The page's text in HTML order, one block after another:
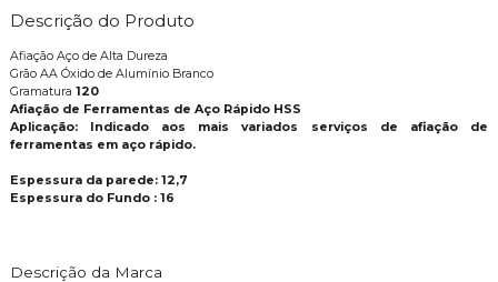
Descrição do Produto
Afiação Aço de Alta Dureza
Grão AA Óxido de Alumínio Branco
Gramatura 120
Afiação de Ferramentas de Aço Rápido HSS
Aplicação: Indicado aos mais variados serviços de afiação de
ferramentas em aço rápido.
Espessura da parede: 12,7
Espessura do Fundo : 16
Descrição da Marca